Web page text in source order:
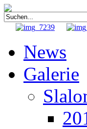
News
Galerie